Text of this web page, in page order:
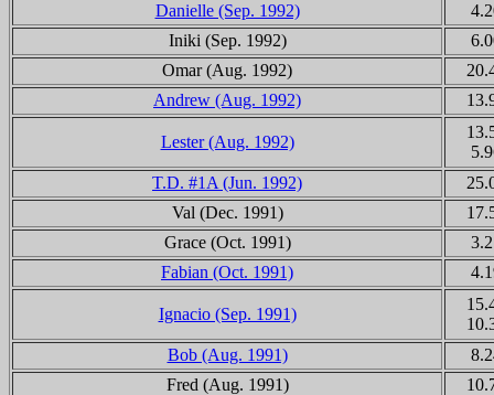
Danielle (Sep. 1992)
Iniki (Sep. 1992)
Omar (Aug. 1992)
Andrew (Aug. 1992)
Lester (Aug. 1992)
T.D. #1A (Jun. 1992)
Val (Dec. 1991)
Grace (Oct. 1991)
Fabian (Oct. 1991)
Ignacio (Sep. 1991)
Bob (Aug. 1991)
Fred (Aug. 1991)